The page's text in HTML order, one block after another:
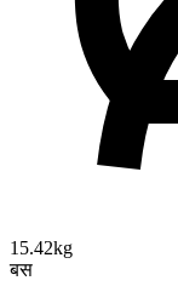
15.42kg
बस